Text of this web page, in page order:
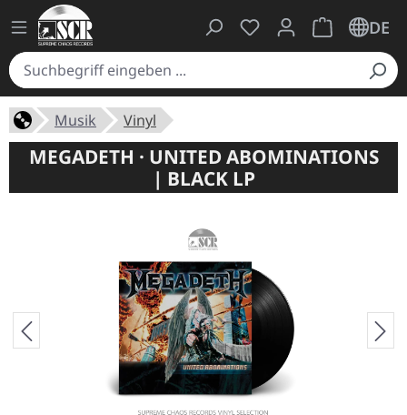
Du hast 0 Produkte
Warenkorb
DE
Musik Vinyl
MEGADETH · UNITED ABOMINATIONS
| BLACK LP